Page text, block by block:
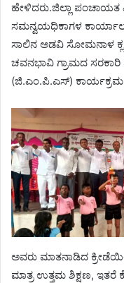
ಹೇಳಿದರು.ಜಿಲ್ಲಾ ಪಂಚಾಯತ
ಸಮನ್ವಯಧಿಕಾಗಳ
ಸಾಲಿನ ಅಡವಿ ಸೋಮನಾಳ
ಚವನಭಾವಿ ಗ್ರಾಮದ
(ಜಿ.ಎಂ.ಪಿ.ಎಸ್) ಕಾರ್ಯಕ್ರಮ
ಅವರು ಮಾತನಾಡಿದ
ಮಾತ್ರ ಉತ್ತಮ ಶಿಕ್ಷಣ, ಇತರೆ